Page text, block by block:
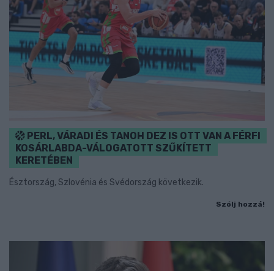
PERL, VÁRADI ÉS TANOH DEZ IS OTT VAN A FÉRFI
KOSÁRLABDA-VÁLOGATOTT SZŰKÍTETT
KERETÉBEN
Észtország, Szlovénia és Svédország következik.
Szólj hozzá!